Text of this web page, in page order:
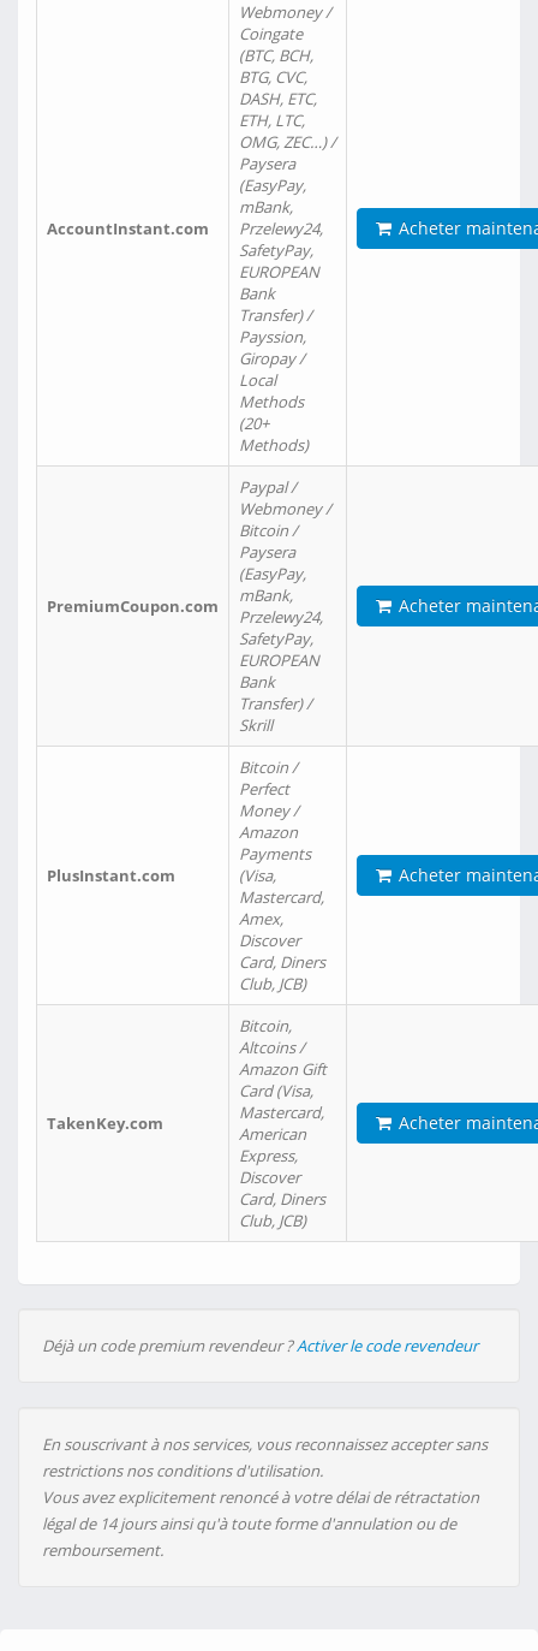
AccountInstant.com
Webmoney /
Coingate
(BTC, BCH,
BTG, CVC,
DASH, ETC,
ETH, LTC,
OMG, ZEC…) /
Paysera
(EasyPay,
mBank,
Przelewy24,
SafetyPay,
EUROPEAN
Bank
Transfer) /
Payssion,
Giropay /
Local
Methods
(20+
Methods)
Acheter
PremiumCoupon.com
Paypal /
Webmoney /
Bitcoin /
Paysera
(EasyPay,
mBank,
Przelewy24,
SafetyPay,
EUROPEAN
Bank
Transfer) /
Skrill
Acheter
PlusInstant.com
Bitcoin /
Perfect
Money /
Amazon
Payments
(Visa,
Mastercard,
Amex,
Discover
Card, Diners
Club, JCB)
Acheter
TakenKey.com
Bitcoin,
Altcoins /
Amazon Gift
Card (Visa,
Mastercard,
American
Express,
Discover
Card, Diners
Club, JCB)
Acheter
Déjà un code premium revendeur ?Activer le code revendeur
En souscrivant à nos services, vous reconnaissez accepter sans
restrictions nos conditions d'utilisation.
Vous avez explicitement renoncé à votre délai de rétractation
légal de 14 jours ainsi qu'à toute forme d'annulation ou de
remboursement.